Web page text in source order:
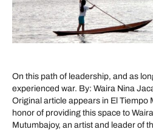
On this path of leadership, and as
experienced war. By: Waira Nina
Original article appears in El Tiempo
honor of providing this space to
Mutumbajoy, an artist and leader of